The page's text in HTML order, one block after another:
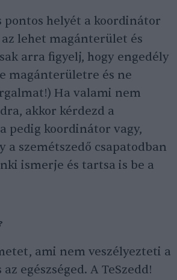
pontos helyét a koordinátor
lehet magánterület és
arra figyelj, hogy engedély
magánterületre és ne
Ha valami nem
akkor kérdezd a
pedig koordinátor vagy,
a szemétszedő csapatodban
ismerje és tartsa is be a
ami nem veszélyezteti a
egészséged. A TeSzedd!